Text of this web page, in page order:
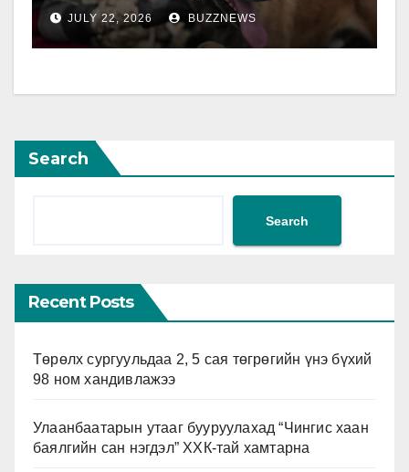
JULY 22, 2026 BUZZNEWS
Search
Search
Recent Posts
Төрөлх сургуульдаа 2, 5 сая төгрөгийн үнэ бүхий
98 ном хандивлажээ
Улаанбаатарын утааг бууруулахад “Чингис хаан
баялгийн сан нэгдэл” ХХК-тай хамтарна